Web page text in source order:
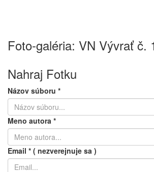
Foto-galéria: VN Vývrať č.
Nahraj Fotku
Názov súboru *
Meno autora *
Email * ( nezverejnuje sa )